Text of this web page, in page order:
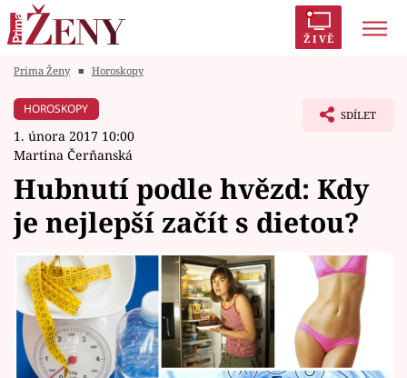
ŽIVĚ
Módní alarm
Témata
Celebrity
Vztahy
Seriály
Prima Ženy ■ Horoskopy
HOROSKOPY
1. února 2017 10:00
Martina Čerňanská
SDÍLET
Hubnutí podle hvězd: Kdy
je nejlepší začít s dietou?